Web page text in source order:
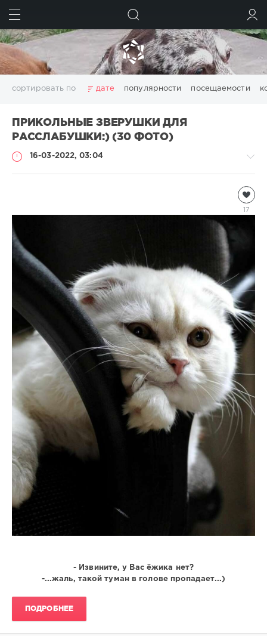
сортировать по дате популярности посещаемости
ПРИКОЛЬНЫЕ ЗВЕРУШКИ ДЛЯ
РАССЛАБУШКИ:) (30 ФОТО)
16-03-2022, 03:04
0
17
- Извините, у Вас ёжика нет?
-...жаль, такой туман в голове пропадает...)
ПОДРОБНЕЕ